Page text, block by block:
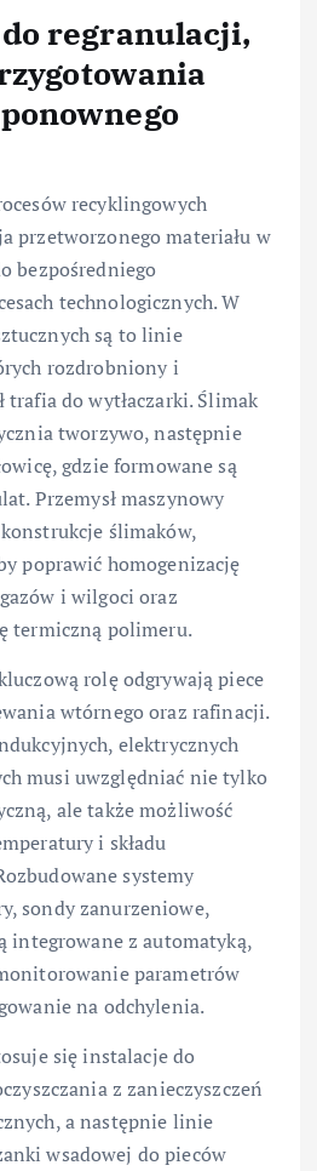
regranulacji,
recyklingowych
przetworzonego materiału w
bezpośredniego
technologicznych. W
są to linie
rozdrobniony i
trafia do wytłaczarki. Ślimak
tworzywo, następnie
gdzie formowane są
Przemysł maszynowy
ślimaków,
poprawić homogenizację
i wilgoci oraz
termiczną polimeru.
rolę odgrywają piece
wtórnego oraz rafinacji.
elektrycznych
musi uwzględniać nie tylko
ale także możliwość
i składu
systemy
sondy zanurzeniowe,
integrowane z automatyką,
parametrów
na odchylenia.
się instalacje do
z zanieczyszczeń
a następnie linie
wsadowej do pieców